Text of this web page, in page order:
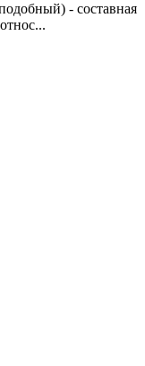
- составная